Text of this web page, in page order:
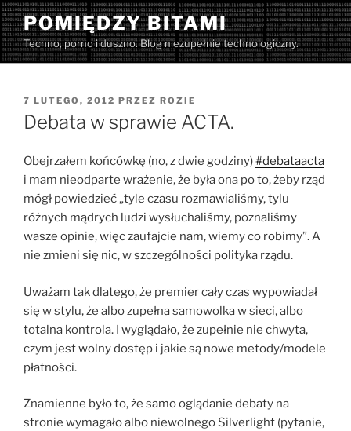
Przejdź
do
treści
POMIĘDZY BITAMI
Techno, porno i duszno. Blog niezupełnie technologiczny.
OPUBLIKOWANE
W
7 LUTEGO, 2012 PRZEZ ROZIE
Debata w sprawie ACTA.
Obejrzałem końcówkę (no, z dwie godziny)#debataacta
i mam nieodparte wrażenie, że była ona po to, żeby rząd
mógł powiedzieć „tyle czasu rozmawialiśmy, tylu
różnych mądrych ludzi wysłuchaliśmy, poznaliśmy
wasze opinie, więc zaufajcie nam, wiemy co robimy”. A
nie zmieni się nic, w szczególności polityka rządu.
Uważam tak dlatego, że premier cały czas wypowiadał
się w stylu, że albo zupełna samowolka w sieci, albo
totalna kontrola. I wyglądało, że zupełnie nie chwyta,
czym jest wolny dostęp i jakie są nowe metody/modele
płatności.
Znamienne było to, że samo oglądanie debaty na
stronie wymagało albo niewolnego Silverlight (pytanie,